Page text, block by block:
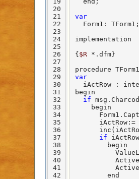
20
21
22
23
24
25
26
27
28
29
30
31
32
33
34
35
36
37
38
39
40
41
42
var
  Form1: TForm1;
implementation
{$R *.dfm}
procedure
var
iActRow :
begin
if
    begin
iActRow:=
if
        begin
        end